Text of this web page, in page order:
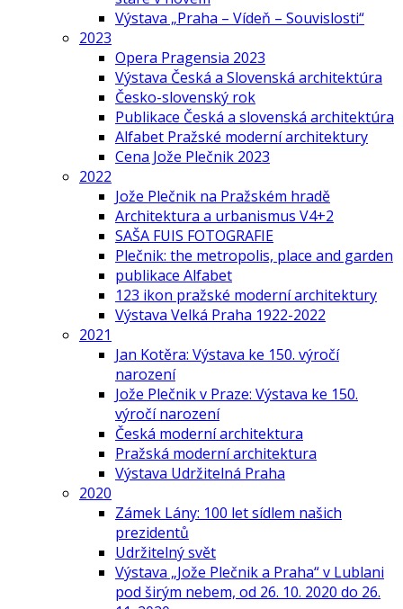
Výstava „Praha – Vídeň – Souvislosti“
2023
Opera Pragensia 2023
Výstava Česká a Slovenská architektúra
Česko-slovenský rok
Publikace Česká a slovenská architektúra
Alfabet Pražské moderní architektury
Cena Jože Plečnik 2023
2022
Jože Plečnik na Pražském hradě
Architektura a urbanismus V4+2
SAŠA FUIS FOTOGRAFIE
Plečnik: the metropolis, place and garden
publikace Alfabet
123 ikon pražské moderní architektury
Výstava Velká Praha 1922-2022
2021
Jan Kotěra: Výstava ke 150. výročí
narození
Jože Plečnik v Praze: Výstava ke 150.
výročí narození
Česká moderní architektura
Pražská moderní architektura
Výstava Udržitelná Praha
2020
Zámek Lány: 100 let sídlem našich
prezidentů
Udržitelný svět
Výstava „Jože Plečnik a Praha“ v Lublani
pod širým nebem, od 26. 10. 2020 do 26.